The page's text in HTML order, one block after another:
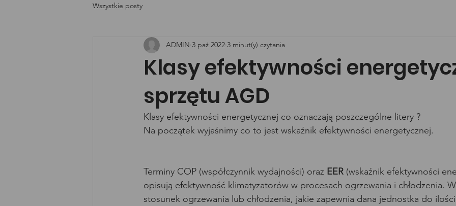
Wszystkie posty
Klasy efektywności
sprzętu AGD
ADMIN 3 paź 2022 3 minut(y) czytania
Klasy efektywności energetycznej co oznaczają poszczególne litery ?
Na początek wyjaśnimy co to jest wskaźnik efektywności energetycznej.
Terminy COP (współczynnik wydajności) oraz EER (wskaźnik efektywności
opisują efektywność klimatyzatorów w procesach ogrzewania i chłodzenia.
stosunek ogrzewania lub chłodzenia, jakie zapewnia dana jednostka do